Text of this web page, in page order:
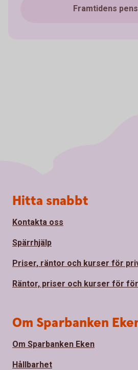
Framtidens
Sidfot
Hitta snabbt
Kontakta oss
Spärrhjälp
Priser, räntor och kurser för
Räntor, priser och kurser för
Om Sparbanken
Om Sparbanken Eken
Hållbarhet